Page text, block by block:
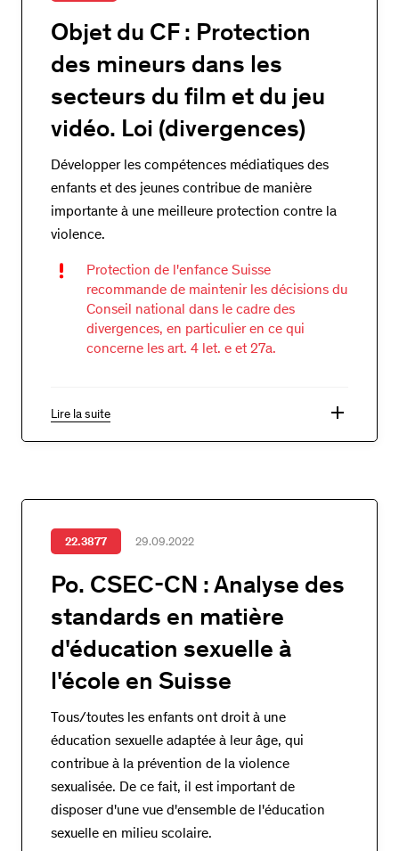
Objet du CF : Protection
des mineurs dans les
secteurs du film et du jeu
vidéo. Loi (divergences)
Développer les compétences médiatiques des
enfants et des jeunes contribue de manière
importante à une meilleure protection contre la
violence.
Protection de l'enfance Suisse
recommande de maintenir les décisions du
Conseil national dans le cadre des
divergences, en particulier en ce qui
concerne les art. 4 let. e et 27a.
Lire la suite add
22.3877 29.09.2022
Po. CSEC-CN : Analyse des
standards en matière
d'éducation sexuelle à
l'école en Suisse
Tous/toutes les enfants ont droit à une
éducation sexuelle adaptée à leur âge, qui
contribue à la prévention de la violence
sexualisée. De ce fait, il est important de
disposer d'une vue d'ensemble de l'éducation
sexuelle en milieu scolaire.